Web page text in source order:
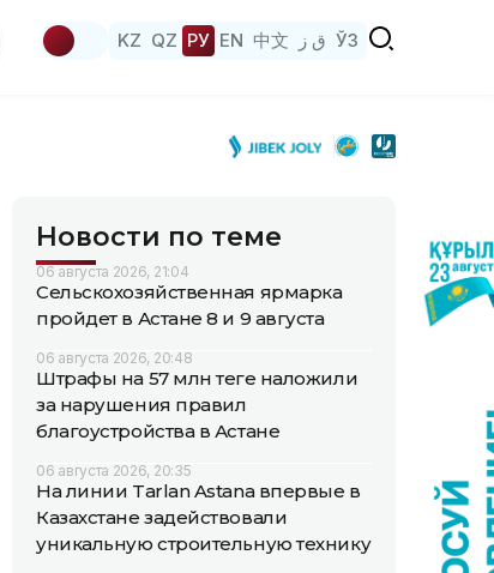
KZ QZ РУ EN 中文 ق ز ЎЗ
Новости по теме
06 августа 2026, 21:04
Сельскохозяйственная ярмарка
пройдет в Астане 8 и 9 августа
06 августа 2026, 20:48
Штрафы на 57 млн теңге наложили
за нарушения правил
благоустройства в Астане
06 августа 2026, 20:35
На линии Tarlan Astana впервые в
Казахстане задействовали
уникальную строительную технику